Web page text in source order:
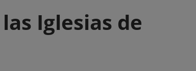
Iglesias de